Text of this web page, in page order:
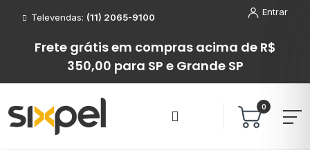
Televendas: (11) 2065-9100
Frete grátis em compras acima de R$
350,00 para SP e Grande SP
Entrar
0